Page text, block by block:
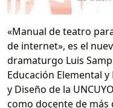
«Manual de teatro
de internet», es el
dramaturgo Luis
Educación Elemental
y Diseño de la
como docente de más